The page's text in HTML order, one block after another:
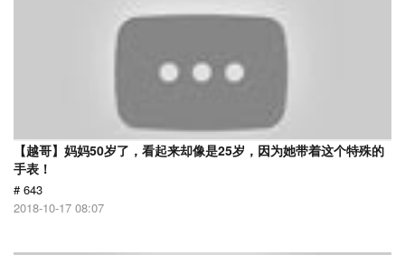
【越哥】妈妈50岁了，看起来却像是25岁，因为她带着这个特殊的
手表！
# 643
2018-10-17 08:07